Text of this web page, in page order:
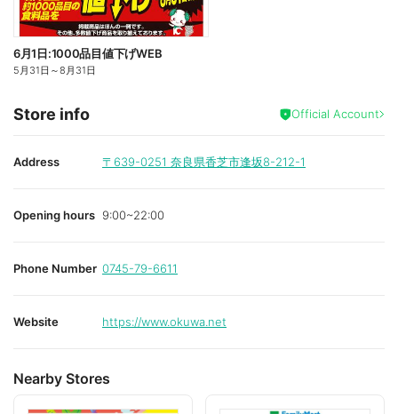
6月1日:1000品目値下げWEB
5月31日 ～8月31日
Store info Official Account
Address 〒639-0251 奈良県香芝市逢坂8-212-1
Opening hours 9:00~22:00
Phone Number 0745-79-6611
Website https://www.okuwa.net
Nearby Stores